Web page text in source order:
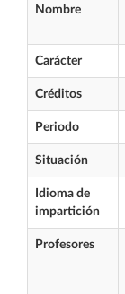
Nombre
Carácter
Créditos
Periodo
Situación
Idioma de
impartición
Profesores